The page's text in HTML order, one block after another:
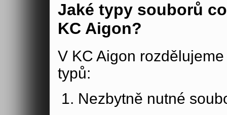
Jaké typy souborů
KC Aigon?
V KC Aigon
typů:
Nezbytně nutné